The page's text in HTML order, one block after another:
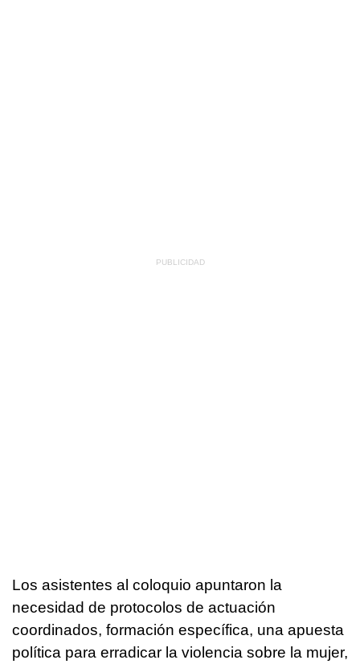
Los asistentes al coloquio apuntaron la
necesidad de protocolos de actuación
coordinados, formación específica, una apuesta
política para erradicar la violencia sobre la mujer,